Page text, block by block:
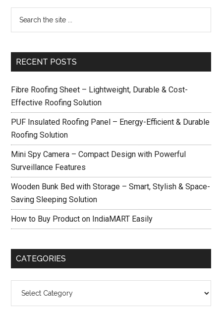
RECENT POSTS
Fibre Roofing Sheet – Lightweight, Durable & Cost-
Effective Roofing Solution
PUF Insulated Roofing Panel – Energy-Efficient & Durable
Roofing Solution
Mini Spy Camera – Compact Design with Powerful
Surveillance Features
Wooden Bunk Bed with Storage – Smart, Stylish & Space-
Saving Sleeping Solution
How to Buy Product on IndiaMART Easily
CATEGORIES